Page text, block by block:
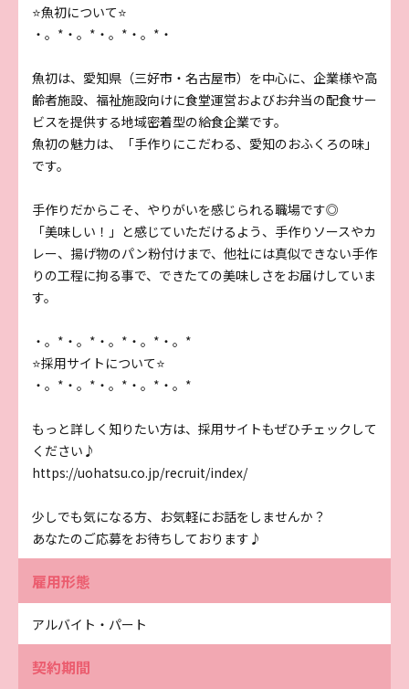
⭐魚初について⭐
・。*・。*・。*・。*・
魚初は、愛知県（三好市・名古屋市）を中心に、企業様や高
齢者施設、福祉施設向けに食堂運営およびお弁当の配食サー
ビスを提供する地域密着型の給食企業です。
魚初の魅力は、「手作りにこだわる、愛知のおふくろの味」
です。
手作りだからこそ、やりがいを感じられる職場です◎
「美味しい！」と感じていただけるよう、手作りソースやカ
レー、揚げ物のパン粉付けまで、他社には真似できない手作
りの工程に拘る事で、できたての美味しさをお届けしていま
す。
・。*・。*・。*・。*・。*
⭐採用サイトについて⭐
・。*・。*・。*・。*・。*
もっと詳しく知りたい方は、採用サイトもぜひチェックして
ください♪
https://uohatsu.co.jp/recruit/index/
少しでも気になる方、お気軽にお話をしませんか？
あなたのご応募をお待ちしております♪
雇用形態
アルバイト・パート
契約期間